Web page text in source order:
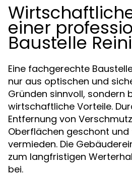
einer
Baustelle
Eine fachgerechte
nur aus optischen und
Gründen sinnvoll, sondern
wirtschaftliche Vorteile.
Entfernung von
Oberflächen geschont
vermieden. Die
zum langfristigen
bei.